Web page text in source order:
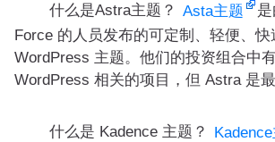
什么是Astra主题？ Asta主题
Force 的人员发布的可定制、轻便、
WordPress 主题。他们的投资组合中
WordPress 相关的项目，但 Astra 是最
什么是 Kadence 主题？